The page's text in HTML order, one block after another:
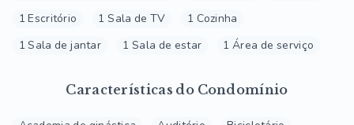
1 Escritório
1 Sala de TV
1 Cozinha
1 Sala de jantar
1 Sala de estar 1 Área de serviço
Características do Condomínio